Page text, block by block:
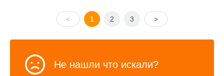
< 1 2 3 >
Не нашли что искали?